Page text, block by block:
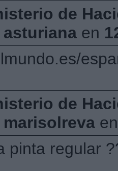
de
asturiana en
de
marisolreva
pinta regular